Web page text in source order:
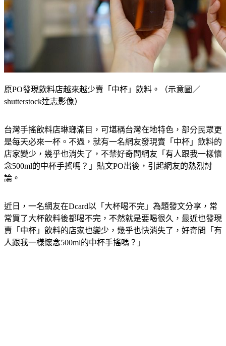
shutterstock達志影像）
是每天必來一杯。不過，就有一名網友發現賣「中杯」飲料的
店家變少，幾乎也消失了，不禁好奇問網友「有人跟我一樣懷
念500ml的中杯手搖嗎？」貼文PO出後，引起網友的熱烈討
論。
常買了大杯飲料後都喝不完，不然就是要喝很久，最近也發現
賣「中杯」飲料的店家也變少，幾乎也快消失了，好奇問「有
人跟我一樣懷念500ml的中杯手搖嗎？」